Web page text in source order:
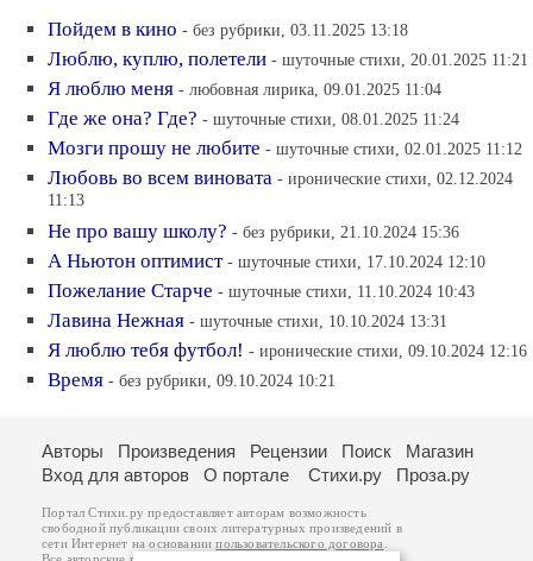
Пойдем в кино - без рубрики, 03.11.2025 13:18
Люблю, куплю, полетели - шуточные стихи, 20.01.2025 11:21
Я люблю меня - любовная лирика, 09.01.2025 11:04
Где же она? Где? - шуточные стихи, 08.01.2025 11:24
Мозги прошу не любите - шуточные стихи, 02.01.2025 11:12
Любовь во всем виновата - иронические стихи, 02.12.2024
11:13
Не про вашу школу? - без рубрики, 21.10.2024 15:36
А Ньютон оптимист - шуточные стихи, 17.10.2024 12:10
Пожелание Старче - шуточные стихи, 11.10.2024 10:43
Лавина Нежная - шуточные стихи, 10.10.2024 13:31
Я люблю тебя футбол! - иронические стихи, 09.10.2024 12:16
Время - без рубрики, 09.10.2024 10:21
Авторы Произведения Рецензии Поиск
Магазин
Вход для авторов
О портале Стихи.ру Проза.ру
Портал Стихи.ру предоставляет авторам возможность
свободной публикации своих литературных произведений в
сети Интернет на основаниипользовательского договора